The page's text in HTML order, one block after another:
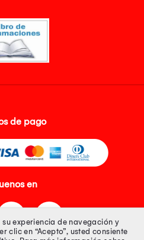
de pago
en
experiencia de navegación y
clic en “Acepto”, usted consiente